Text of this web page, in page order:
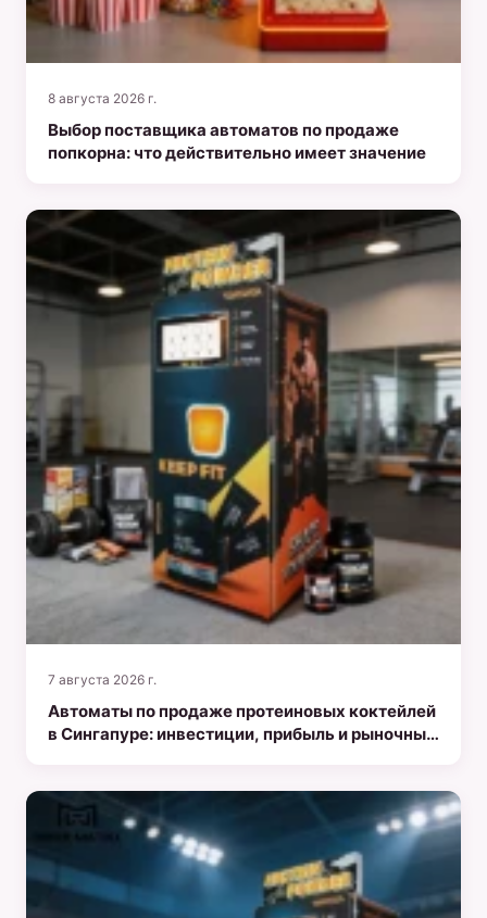
8 августа 2026 г.
Выбор поставщика автоматов по продаже
попкорна: что действительно имеет значение
7 августа 2026 г.
Автоматы по продаже протеиновых коктейлей
в Сингапуре: инвестиции, прибыль и рыночные